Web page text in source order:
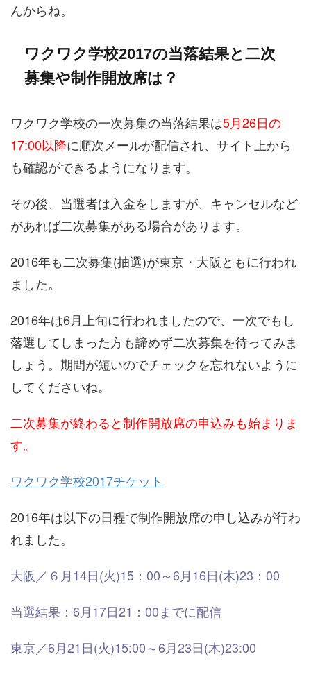
んからね。
ワクワク学校2017の当落結果と二次
募集や制作開放席は？
ワクワク学校の一次募集の当落結果は5月26日の
17:00以降に順次メールが配信され、サイト上から
も確認ができるようになります。
その後、当選者は入金をしますが、キャンセルなど
があれば二次募集がある場合があります。
2016年も二次募集(抽選)が東京・大阪ともに行われ
ました。
2016年は6月上旬に行われましたので、一次でもし
落選してしまった方も諦めず二次募集を待ってみま
しょう。期間が短いのでチェックを忘れないように
してくださいね。
二次募集が終わると制作開放席の申込みも始まりま
す。
ワクワク学校2017チケット
2016年は以下の日程で制作開放席の申し込みが行わ
れました。
大阪／６月14日(火)15：00～6月16日(木)23：00
当選結果：6月17日21：00までに配信
東京／6月21日(火)15:00～6月23日(木)23:00